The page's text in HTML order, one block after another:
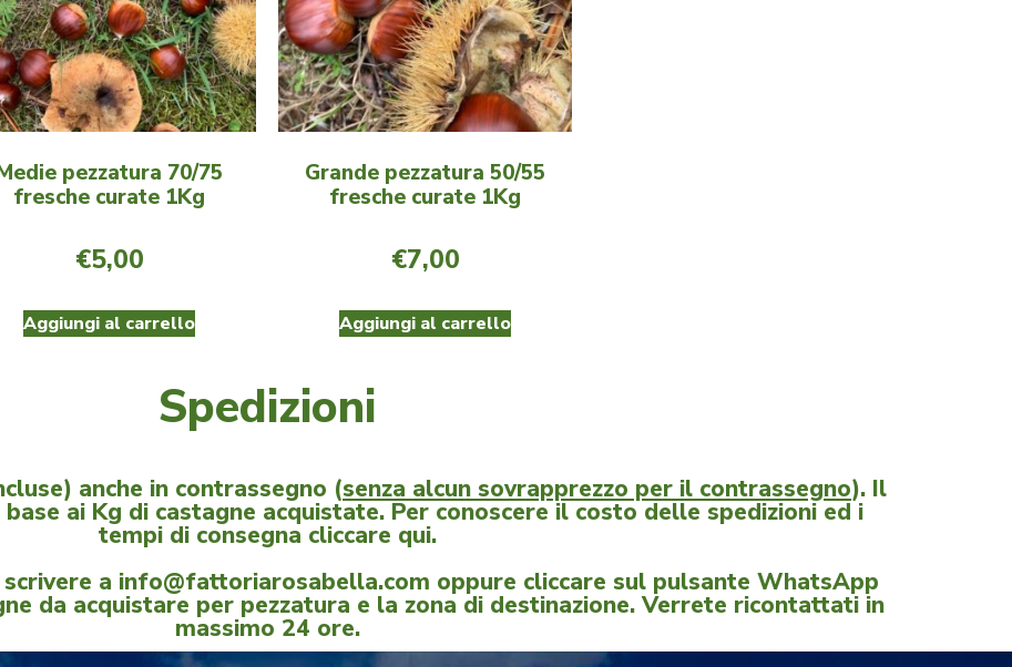
pezzatura 70/75
fresche curate 1Kg
€5,00
Aggiungi al carrello
Grande pezzatura 50/55
fresche curate 1Kg
€7,00
Aggiungi al carrello
Spedizioni
anche in contrassegno (senza alcun sovrapprezzo per il contrassegno). Il
ai Kg di castagne acquistate. Per conoscere il costo delle spedizioni ed i
tempi di consegna cliccare qui.
a info@fattoriarosabella.com oppure cliccare sul pulsante WhatsApp
da acquistare per pezzatura e la zona di destinazione. Verrete ricontattati in
massimo 24 ore.